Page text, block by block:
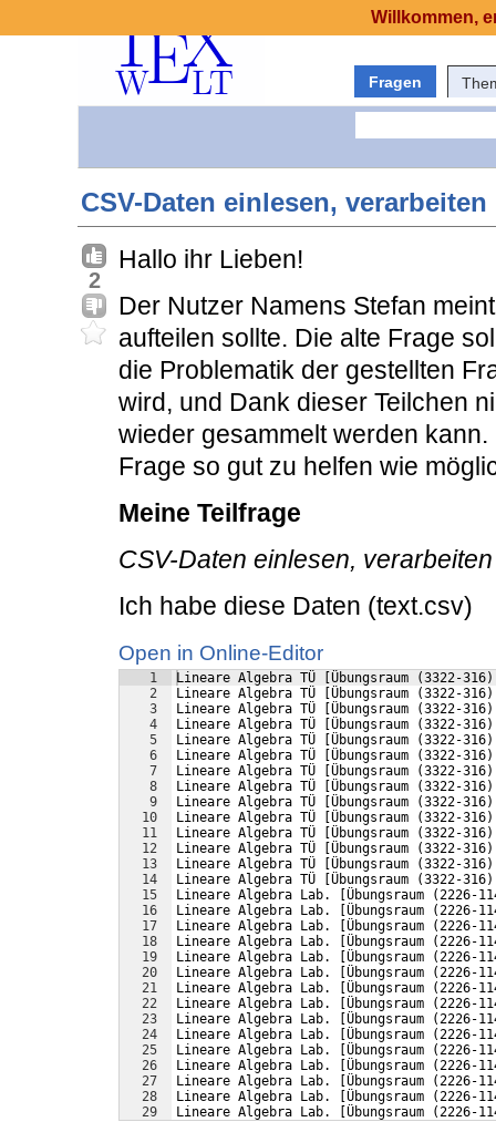
Fragen
CSV-Daten einlesen,
2
Hallo ihr Lieben!
Der Nutzer Namens Stefan
aufteilen sollte. Die alte Frage
die Problematik der gestellten
wird, und Dank dieser Teilchen
wieder gesammelt werden
Frage so gut zu helfen wie
Meine Teilfrage
CSV-Daten einlesen,
Ich habe diese Daten (text.csv)
Open in Online-Editor
1
2
3
4
5
6
7
8
9
10
11
12
13
14
15
16
17
18
19
20
21
22
23
24
25
26
27
28
29
Lineare Algebra TÜ [Übungsraum (3322-
Lineare Algebra TÜ [Übungsraum (3322-
Lineare Algebra TÜ [Übungsraum (3322-
Lineare Algebra TÜ [Übungsraum (3322-
Lineare Algebra TÜ [Übungsraum (3322-
Lineare Algebra TÜ [Übungsraum (3322-
Lineare Algebra TÜ [Übungsraum (3322-
Lineare Algebra TÜ [Übungsraum (3322-
Lineare Algebra TÜ [Übungsraum (3322-
Lineare Algebra TÜ [Übungsraum (3322-
Lineare Algebra TÜ [Übungsraum (3322-
Lineare Algebra TÜ [Übungsraum (3322-
Lineare Algebra TÜ [Übungsraum (3322-
Lineare Algebra TÜ [Übungsraum (3322-
Lineare Algebra Lab. [Übungsraum (2226-
Lineare Algebra Lab. [Übungsraum (2226-
Lineare Algebra Lab. [Übungsraum (2226-
Lineare Algebra Lab. [Übungsraum (2226-
Lineare Algebra Lab. [Übungsraum (2226-
Lineare Algebra Lab. [Übungsraum (2226-
Lineare Algebra Lab. [Übungsraum (2226-
Lineare Algebra Lab. [Übungsraum (2226-
Lineare Algebra Lab. [Übungsraum (2226-
Lineare Algebra Lab. [Übungsraum (2226-
Lineare Algebra Lab. [Übungsraum (2226-
Lineare Algebra Lab. [Übungsraum (2226-
Lineare Algebra Lab. [Übungsraum (2226-
Lineare Algebra Lab. [Übungsraum (2226-
Lineare Algebra Lab. [Übungsraum (2226-
Willkommen,